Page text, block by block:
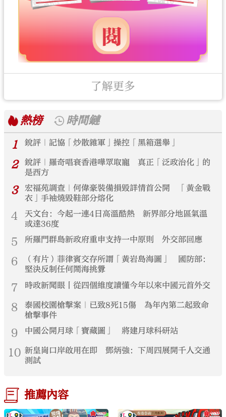
了解更多
熱榜
時間鏈
1
銳評｜記協「炒散雜軍」操控「黑箱選舉」
2
銳評｜羅奇唱衰香港嘩眾取寵 真正「泛政治化」的
是西方
3
宏福苑調查｜何偉豪裝備損毀詳情首公開 「黃金戰
衣」手袖燒毀鞋部分熔化
4
天文台：今起一連4日高溫酷熱 新界部分地區氣溫
或達36度
5 所羅門群島新政府重申支持一中原則 外交部回應
6
（有片）菲律賓交存所謂「黃岩島海圖」 國防部：
堅決反制任何鬧海挑釁
7 時政新聞眼丨從四個維度讀懂今年以來中國元首外交
8
泰國校園槍擊案｜已致8死15傷 為年內第二起致命
槍擊事件
9 中國公開月球「寶藏圖」 將建月球科研站
10 新皇崗口岸啟用在即 鄧炳強：下周四展開千人交通
測試
推薦內容